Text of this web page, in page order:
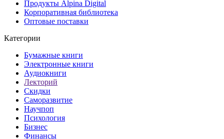
Продукты Alpina Digital
Корпоративная библиотека
Оптовые поставки
Категории
Бумажные книги
Электронные книги
Аудиокниги
Лекторий
Скидки
Саморазвитие
Научпоп
Психология
Бизнес
Финансы